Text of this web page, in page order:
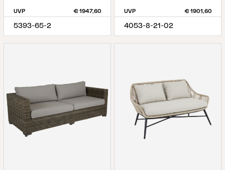
UVP € 1947,60
5393-65-2
UVP € 1901,60
4053-8-21-02